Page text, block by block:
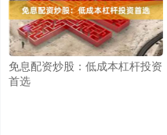
免息配资炒股：低成本杠杆投资
首选